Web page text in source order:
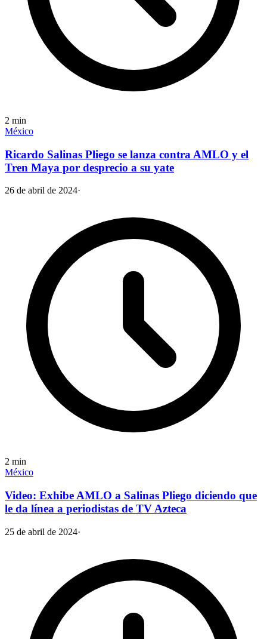
2 min
México
Ricardo Salinas Pliego se lanza contra AMLO y el
Tren Maya por desprecio a su yate
26 de abril de 2024·
2 min
México
Video: Exhibe AMLO a Salinas Pliego diciendo que
le da línea a periodistas de TV Azteca
25 de abril de 2024·